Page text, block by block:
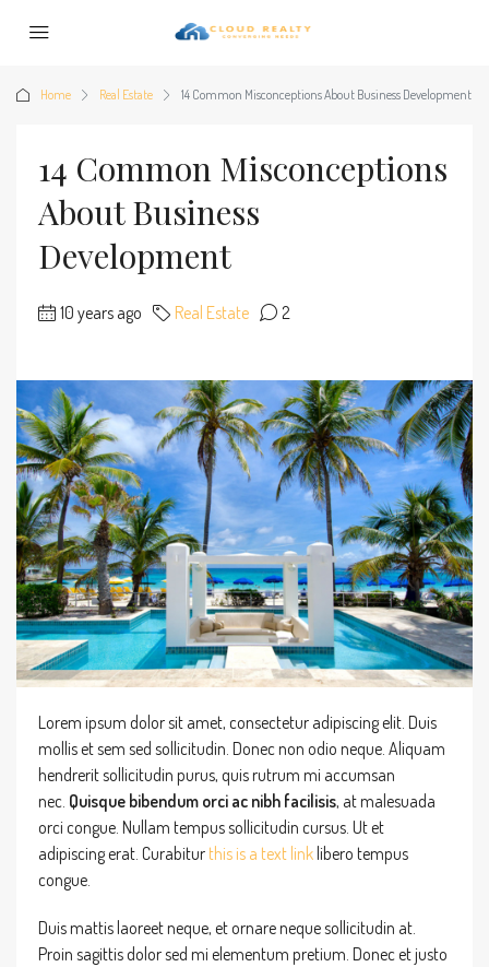
Home Real Estate 14 Common Misconceptions About Business Development
14 Common Misconceptions
About Business
Development
10 years ago Real Estate 2
Lorem ipsum dolor sit amet, consectetur adipiscing elit. Duis
mollis et sem sed sollicitudin. Donec non odio neque. Aliquam
hendrerit sollicitudin purus, quis rutrum mi accumsan
nec. Quisque bibendum orci ac nibh facilisis, at malesuada
orci congue. Nullam tempus sollicitudin cursus. Ut et
adipiscing erat. Curabitur this is a text linklibero tempus
congue.
Duis mattis laoreet neque, et ornare neque sollicitudin at.
Proin sagittis dolor sed mi elementum pretium. Donec et justo